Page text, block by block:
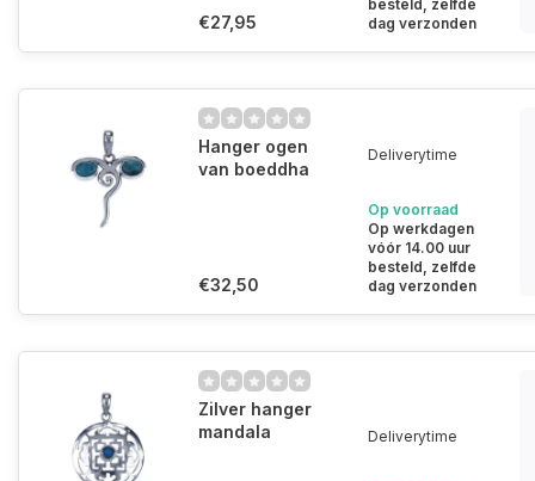
€27,95
besteld, zelfde
dag verzonden
Hanger ogen
van boeddha
€32,50
Deliverytime
Op voorraad
Op werkdagen
vóór 14.00 uur
besteld, zelfde
dag verzonden
Zilver hanger
mandala
Deliverytime